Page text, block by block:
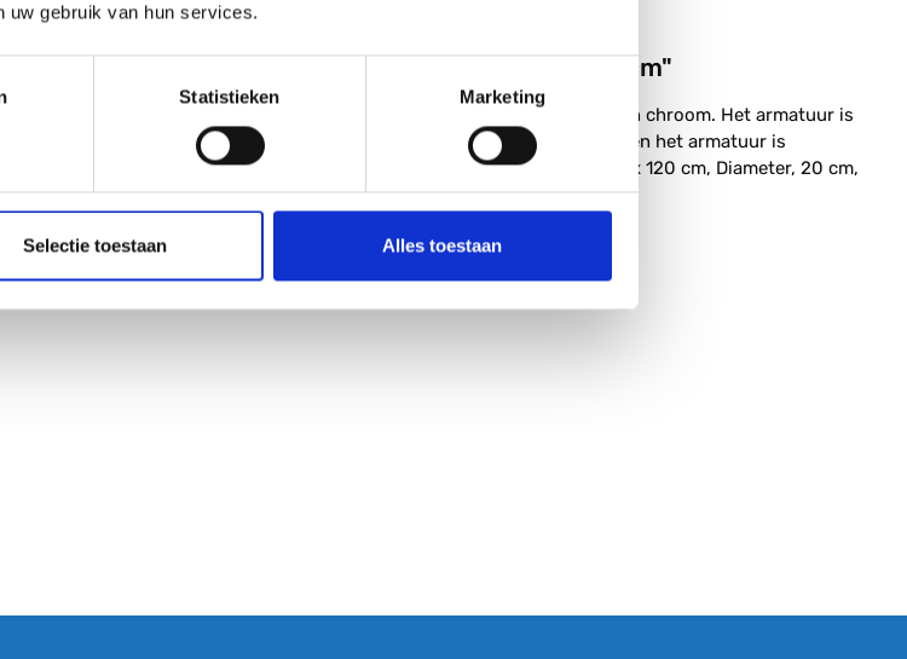
uw gebruik van hun services.
Statistieken Marketing
Selectie toestaan Alles toestaan
helder, Armatuur: Metaal, :20,0cm, H:120,0cm"
glas met een fraaie zilverkleurige coating en metalen afwerking in chroom. Het armatuur is
en draagt bij aan een sfeervolle ambiance. De diameter is 20 cm en het armatuur is
energie zuinige lichtbronnen.AlgemeenAfmetingen lxbxh, 20 x 20 x 120 cm, Diameter, 20 cm,
HELDER, ARMATUUR: METAAL, :20,0CM, H:120,0CM"